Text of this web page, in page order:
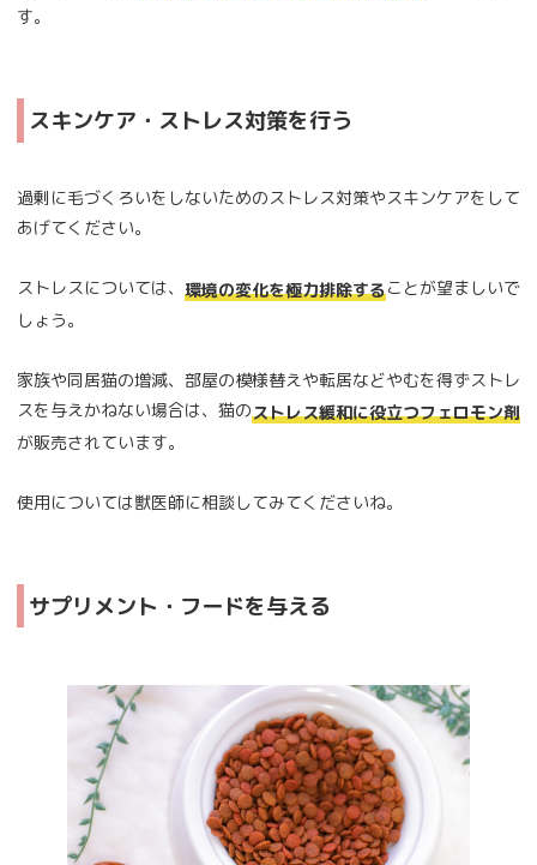
す。
スキンケア・ストレス対策を行う
過剰に毛づくろいをしないためのストレス対策やスキンケアをして
あげてください。
ストレスについては、 環境の変化を極力排除することが望ましいで
しょう。
家族や同居猫の増減、部屋の模様替えや転居などやむを得ずストレ
スを与えかねない場合は、猫のストレス緩和に役立つフェロモン剤
が販売されています。
使用については獣医師に相談してみてくださいね。
サプリメント・フードを与える